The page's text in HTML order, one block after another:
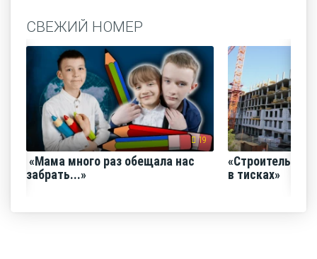
СВЕЖИЙ НОМЕР
19
«Мама много раз обещала нас
забрать...»
«Строительный
в тисках»